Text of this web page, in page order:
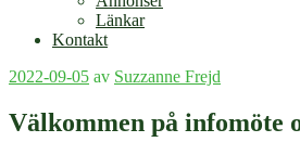
Länkar
Kontakt
Publicerat
2022-09-05 av Suzzanne Frejd
Välkommen på infomöte